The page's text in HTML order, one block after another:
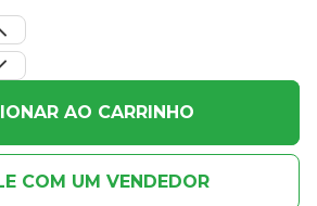
AO CARRINHO
COM UM VENDEDOR